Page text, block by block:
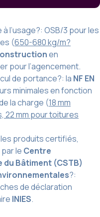
l’usage?: OSB/3 pour les
(650-680 kg/m?
en
pour l’agencement.
de portance?: la NF EN
minimales en fonction
la charge (18 mm
22 mm pour toitures
produits certifiés,
le Centre
Bâtiment (CSTB)
?:
de déclaration
INIES.